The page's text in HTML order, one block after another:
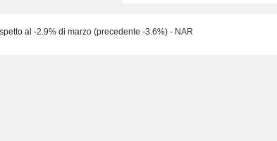
al -2.9% di marzo (precedente -3.6%) - NAR